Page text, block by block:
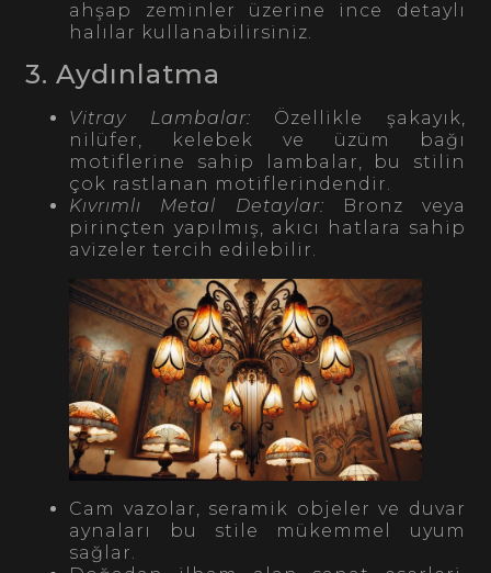
ahşap zeminler üzerine ince detaylı
halılar kullanabilirsiniz.
3. Aydınlatma
Vitray Lambalar: Özellikle şakayık,
nilüfer, kelebek ve üzüm bağı
motiflerine sahip lambalar, bu stilin
çok rastlanan motiflerindendir.
Kıvrımlı Metal Detaylar: Bronz veya
pirinçten yapılmış, akıcı hatlara sahip
avizeler tercih edilebilir.
Cam vazolar, seramik objeler ve duvar
aynaları bu stile mükemmel uyum
sağlar.